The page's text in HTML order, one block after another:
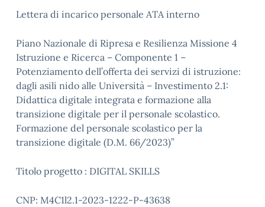
Lettera di incarico personale ATA interno
Piano Nazionale di Ripresa e Resilienza Missione 4
Istruzione e Ricerca – Componente 1 –
Potenziamento dell’offerta dei servizi di istruzione:
dagli asili nido alle Università – Investimento 2.1:
Didattica digitale integrata e formazione alla
transizione digitale per il personale scolastico.
Formazione del personale scolastico per la
transizione digitale (D.M. 66/2023)”
Titolo progetto : DIGITAL SKILLS
CNP: M4C1l2.1-2023-1222-P-43638